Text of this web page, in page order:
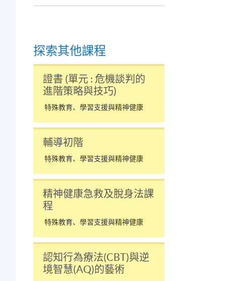
探索其他課程
證書 (單元 : 危機談判的
進階策略與技巧)
特殊教育、學習支援與精神健康
輔導初階
特殊教育、學習支援與精神健康
精神健康急救及脫身法課
程
特殊教育、學習支援與精神健康
認知行為療法(CBT)與逆
境智慧(AQ)的藝術